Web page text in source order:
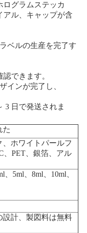
ログラムステッカ
アル、キャップが含
ベルの生産を完了す
できます。
インが完了し、
3 日で発送されま
た
ホワイトパールフ
、PET、銀箔、アル
、5ml、8ml、10ml、
設計、製図料は無料